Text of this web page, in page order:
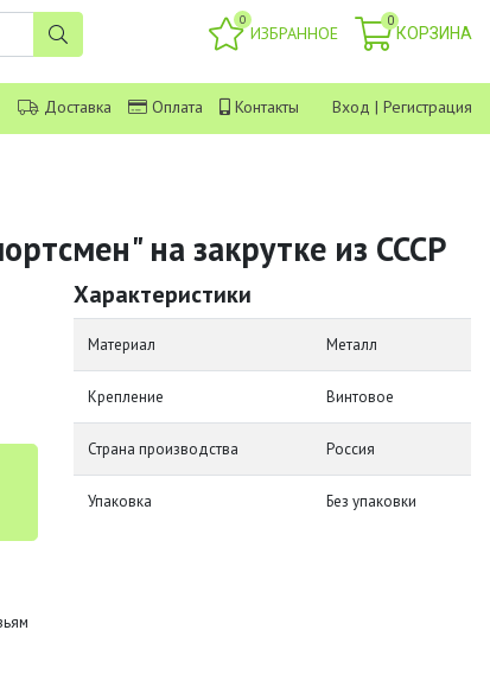
0
ИЗБРАННОЕ
0
КОРЗИНА
Доставка Оплата Контакты Вход | Регистрация
на закрутке из СССР
Характеристики
Материал Металл
Крепление Винтовое
Страна производства Россия
Упаковка Без упаковки